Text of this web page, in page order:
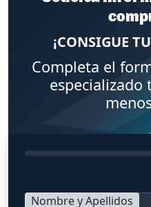
¡CONSIGUE
Completa el
especializado
Nombre y Apellidos